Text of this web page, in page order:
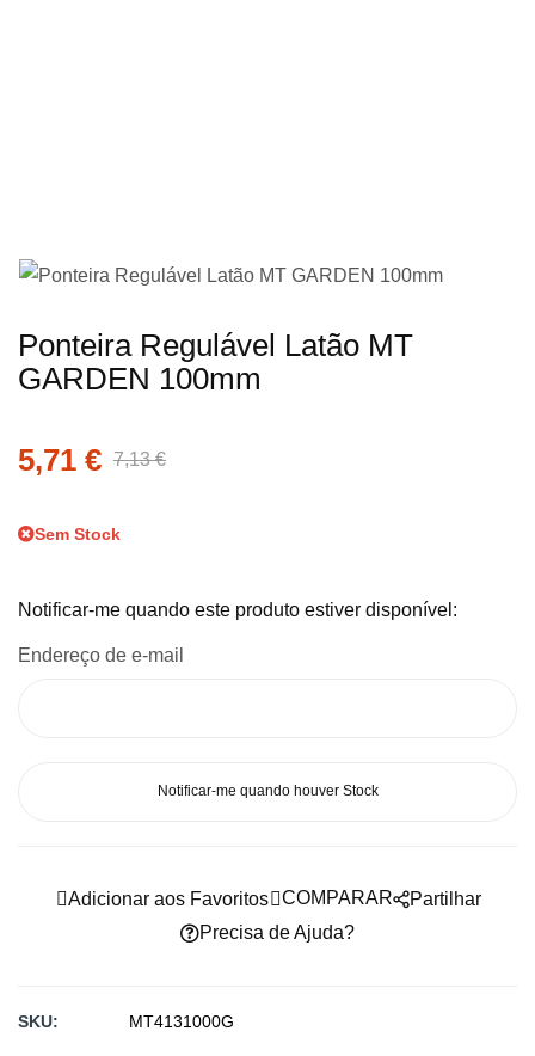
para
o
da
Ponteira Regulável Latão MT
GARDEN 100mm
5,71 € 7,13 €
Sem Stock
Notificar-me quando este produto estiver disponível:
Endereço de e-mail
Notificar-me quando houver Stock
Adicionar aos Favoritos
COMPARAR
Precisa de Ajuda?
Partilhar
SKU MT4131000G